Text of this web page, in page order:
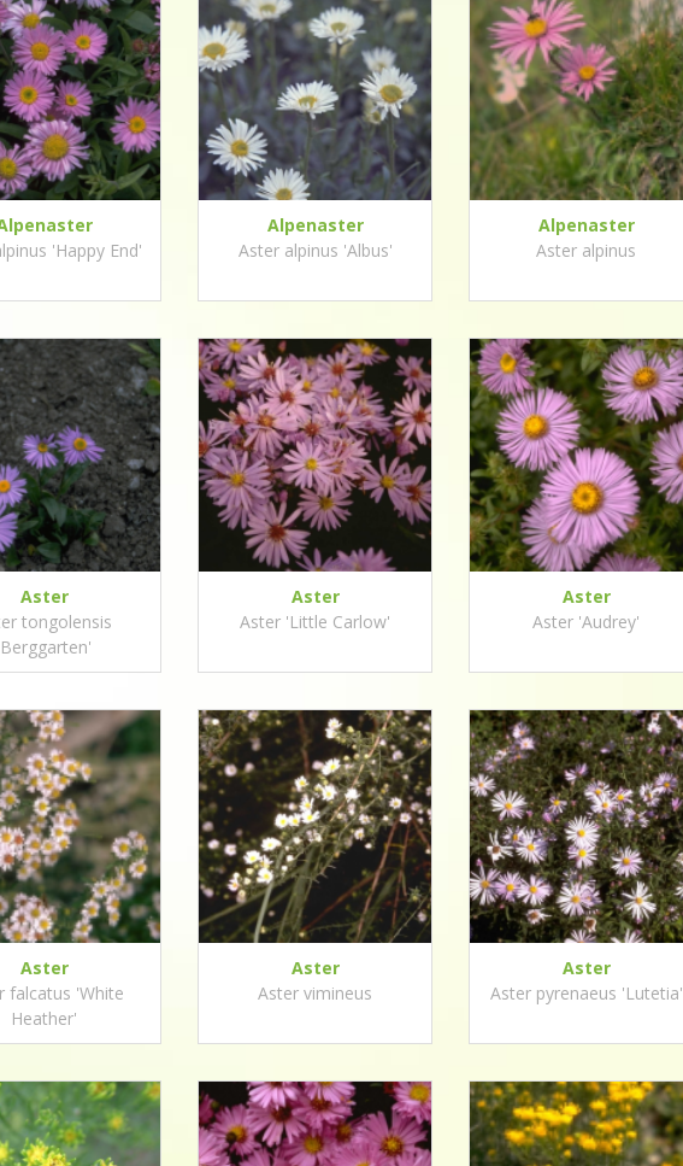
'Happy End'
Alpenaster
Aster alpinus 'Albus'
Alpenaster
Aster alpinus
Aster
tongolensis
Aster
Aster 'Little Carlow'
Aster
Aster 'Audrey'
Aster
falcatus 'White
Heather'
Aster
Aster vimineus
Aster
Aster pyrenaeus 'Lutetia'